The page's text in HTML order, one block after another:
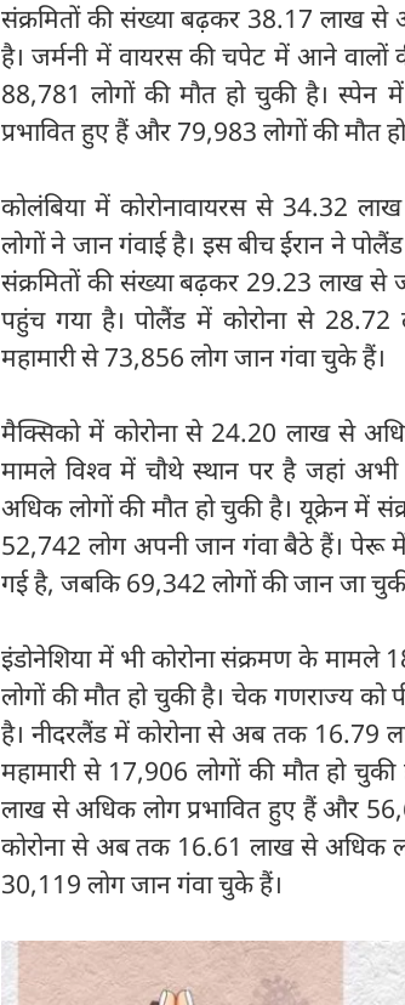
संक्रमितों की संख्या बढ़कर 38.17 लाख से
है। जर्मनी में वायरस की चपेट में आने
88,781 लोगों की मौत हो चुकी है।
प्रभावित हुए हैं और 79,983 लोगों की मौत
कोलंबिया में कोरोनावायरस से 34.32
लोगों ने जान गंवाई है। इस बीच ईरान ने
संक्रमितों की संख्या बढ़कर 29.23 लाख से
पहुंच गया है। पोलैंड में कोरोना से
महामारी से 73,856 लोग जान गंवा चुके हैं।
मैक्सिको में कोरोना से 24.20 लाख से
मामले विश्व में चौथे स्थान पर है जहां
अधिक लोगों की मौत हो चुकी है। यूक्रेन में
52,742 लोग अपनी जान गंवा बैठे हैं। पेरू
गई है, जबकि 69,342 लोगों की जान जा
इंडोनेशिया में भी कोरोना संक्रमण के
लोगों की मौत हो चुकी है। चेक गणराज्य
है। नीदरलैंड में कोरोना से अब तक 16.79
महामारी से 17,906 लोगों की मौत हो
लाख से अधिक लोग प्रभावित हुए हैं और
कोरोना से अब तक 16.61 लाख से अधिक
30,119 लोग जान गंवा चुके हैं।